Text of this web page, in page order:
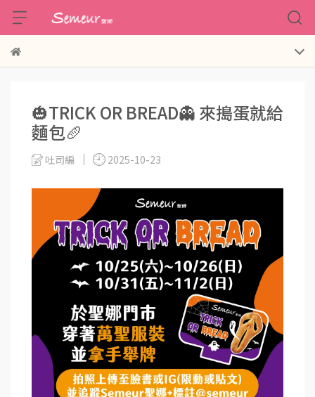
🎃TRICK OR BREAD👻 來搗蛋就給
麵包🥖
吐司編 2025-10-23